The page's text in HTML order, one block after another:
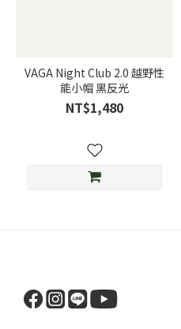
VAGA Night Club 2.0 越野性
能小帽 黑反光
NT$1,480